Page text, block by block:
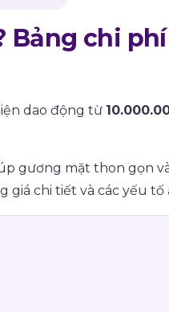
Bảng chi
dao động từ
gương mặt thon gọn
giá chi tiết và các yếu